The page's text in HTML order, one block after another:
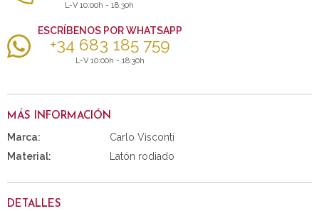
L-V 10:00h - 18:30h
ESCRÍBENOS POR WHATSAPP
+34 683 185 759
L-V 10:00h - 18:30h
MÁS INFORMACIÓN
Marca:
Carlo Visconti
Material:
Latón rodiado
DETALLES